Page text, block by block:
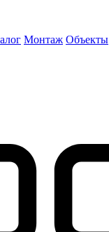
Монтаж Объекты